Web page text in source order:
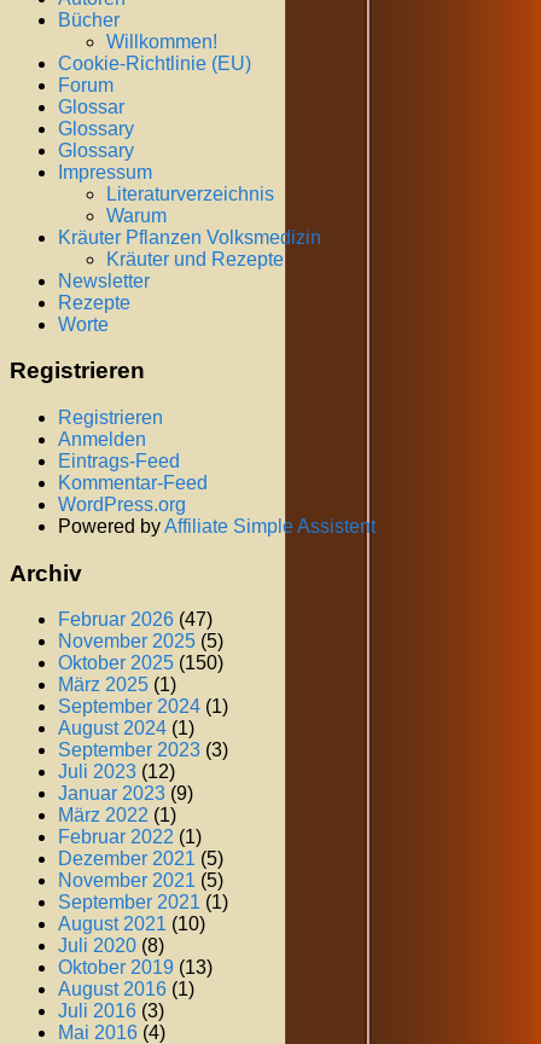
Bücher
Willkommen!
Cookie-Richtlinie (EU)
Forum
Glossar
Glossary
Glossary
Impressum
Literaturverzeichnis
Warum
Kräuter Pflanzen Volksmedizin
Kräuter und Rezepte
Newsletter
Rezepte
Worte
Registrieren
Registrieren
Anmelden
Eintrags-Feed
Kommentar-Feed
WordPress.org
Powered byAffiliate Simple Assistent
Archiv
Februar 2026 (47)
November 2025 (5)
Oktober 2025 (150)
März 2025 (1)
September 2024 (1)
August 2024 (1)
September 2023 (3)
Juli 2023 (12)
Januar 2023 (9)
März 2022 (1)
Februar 2022 (1)
Dezember 2021 (5)
November 2021 (5)
September 2021 (1)
August 2021 (10)
Juli 2020 (8)
Oktober 2019 (13)
August 2016 (1)
Juli 2016 (3)
Mai 2016 (4)